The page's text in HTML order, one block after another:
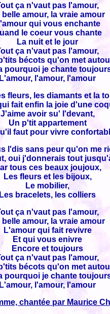
ça n'vaut pas l'amour,
belle amour, la vraie amour
qui vous enchante
le coeur vous chante
La nuit et le jour
ça n'vaut pas l'amour,
bécots qu'on met
pourquoi je chante
L'amour, l'amour, l'amour
fleurs, les diamants et la
fait enfin la joie d'une
J'aime avoir su' l'devant,
Un p'tit appartement
faut pour vivre
l'dis sans peur qu'on me
oui j'donnerais tout
tous ces beaux joujoux,
Les fleurs et les bijoux,
Le mobilier,
Les bracelets, les colliers
ça n'vaut pas l'amour,
belle amour, la vraie amour
L'amour qui fait revivre
Et qui vous enivre
Encore et toujours
ça n'vaut pas l'amour,
bécots qu'on met
pourquoi je chante
L'amour, l'amour, l'amour
chantée par Maurice